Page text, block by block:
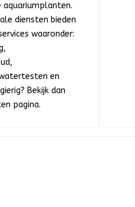
aquariumplanten.
diensten bieden
waaronder:
en
Bekijk dan
pagina.